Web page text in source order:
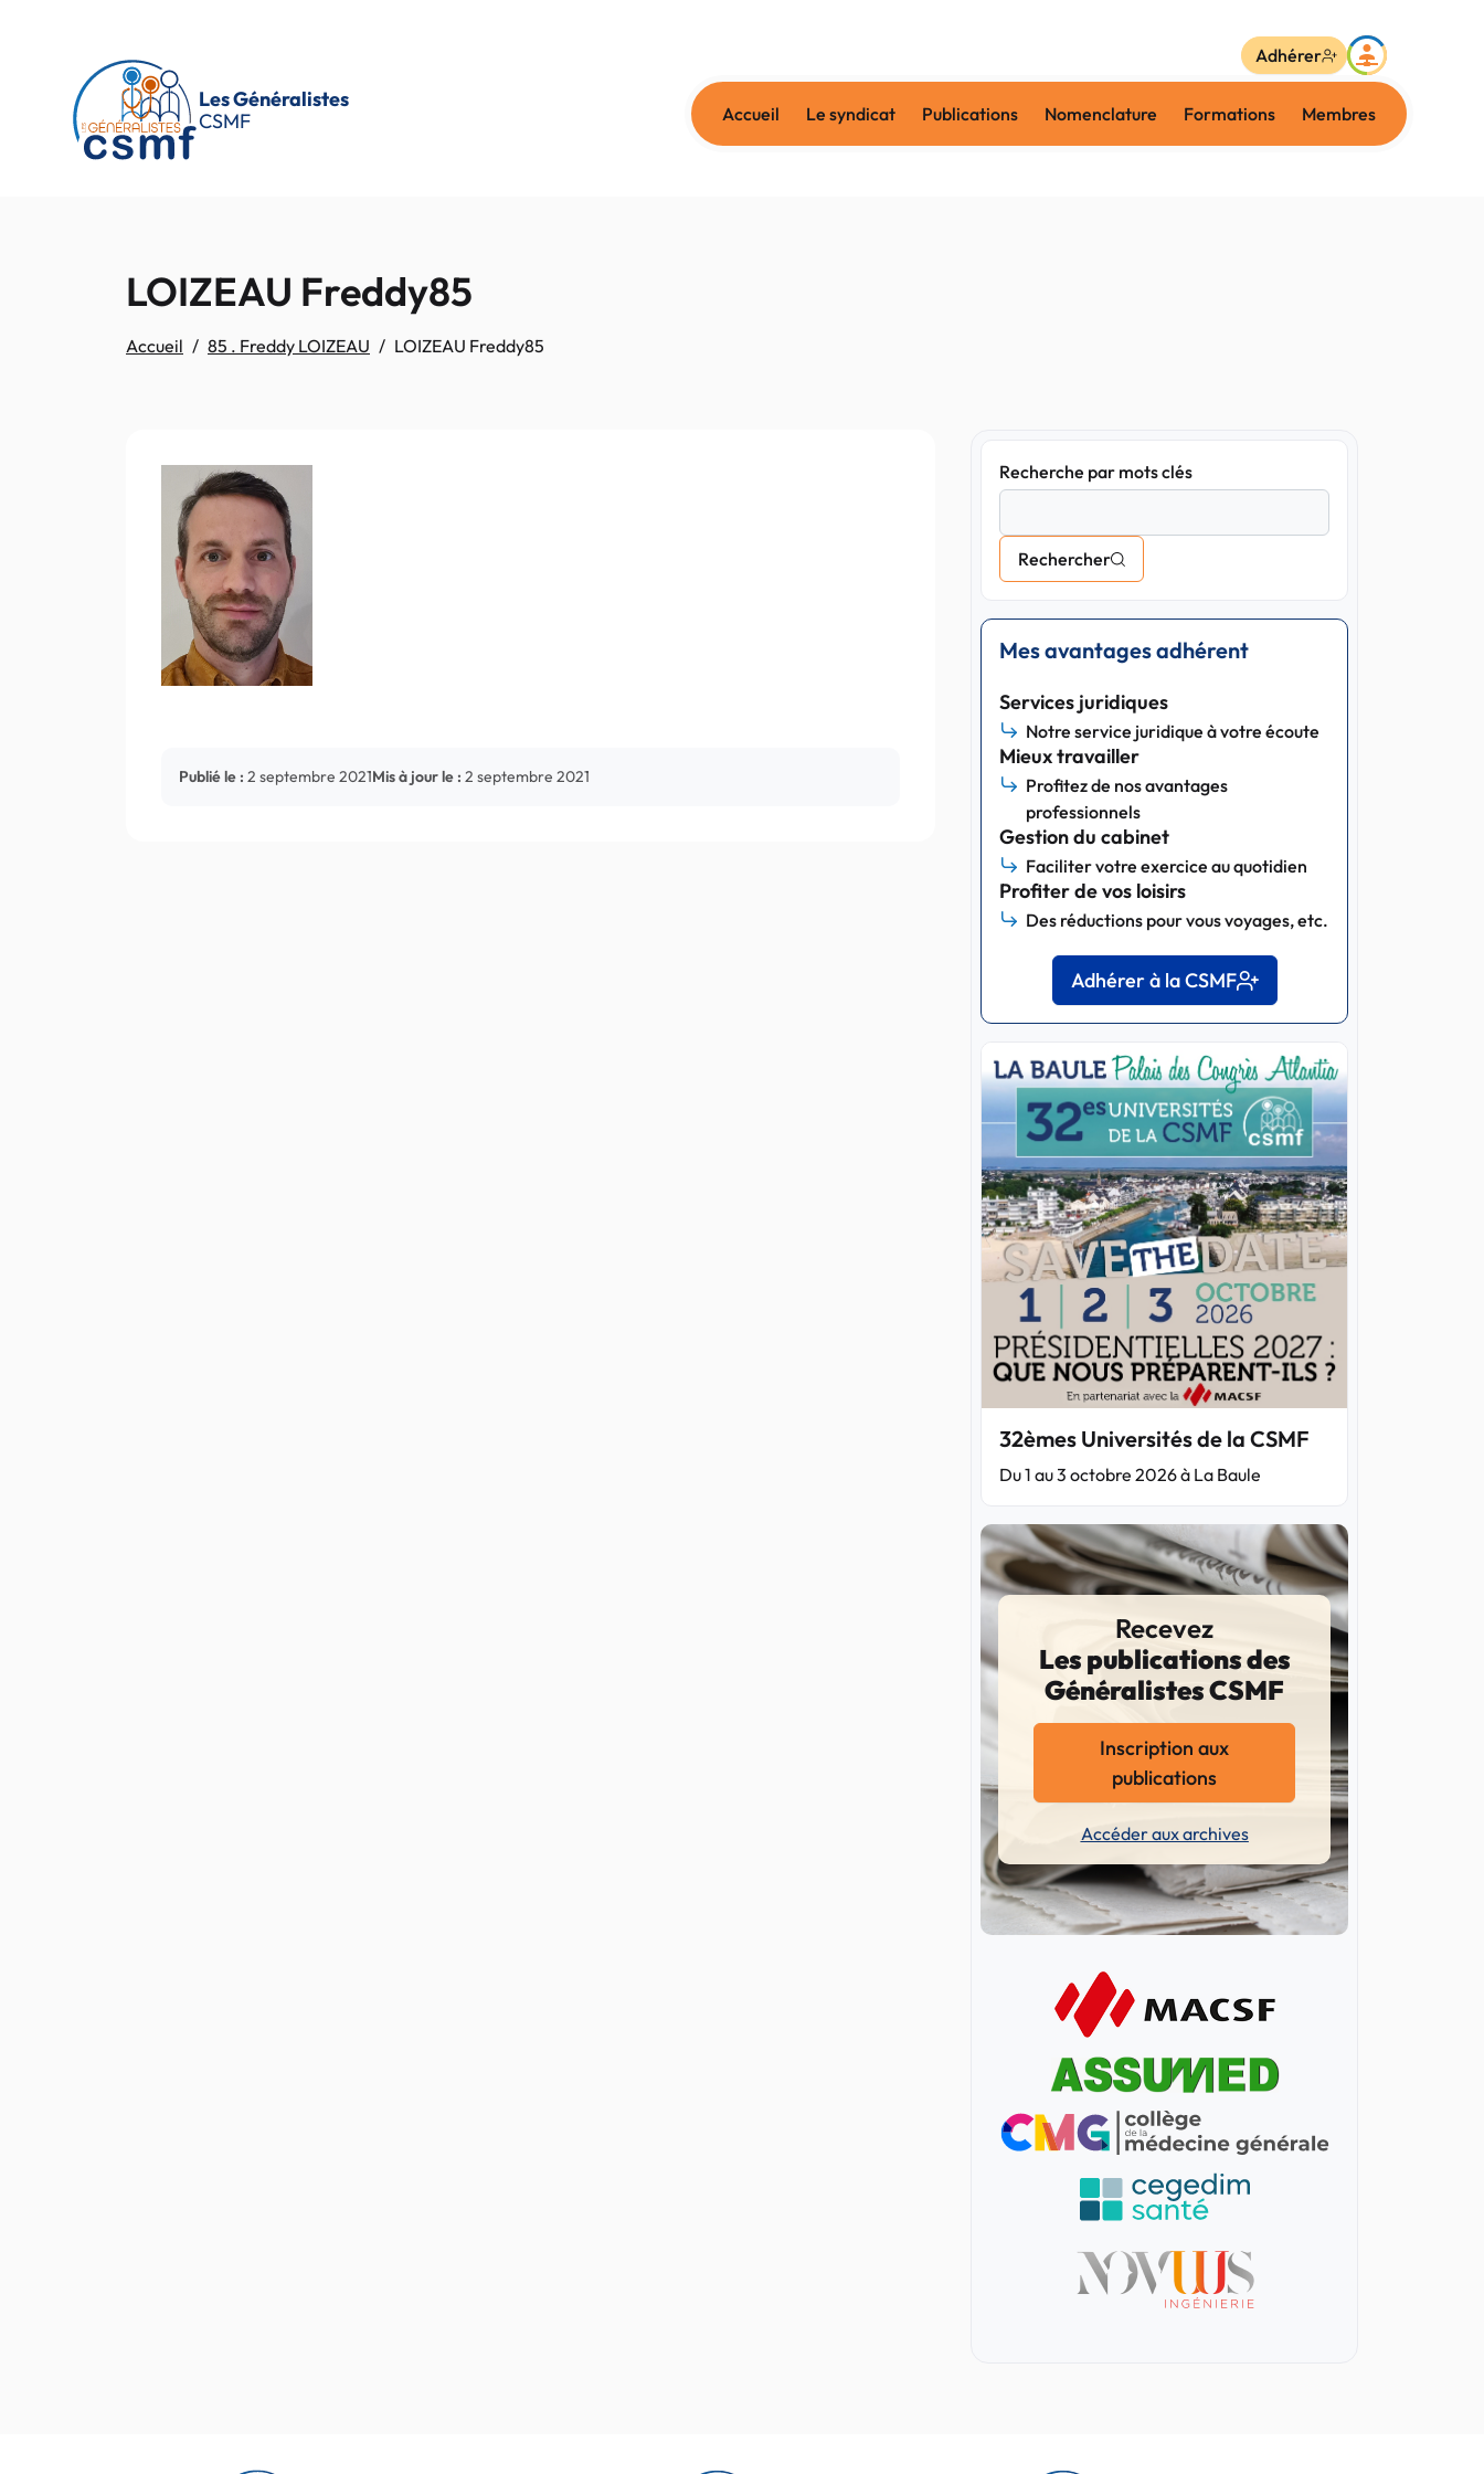
Les Généralistes
CSMF
Accueil Le syndicat Publications Nomenclature Formations Membres
Adhérer
LOIZEAU Freddy85
Accueil 85 . Freddy LOIZEAU LOIZEAU Freddy85
Publié le : 2 septembre 2021Mis à jour le : 2 septembre 2021
Recherche par mots clés
Rechercher
Mes avantages adhérent
Services juridiques
Notre service juridique à votre écoute
Mieux travailler
Profitez de nos avantages
professionnels
Gestion du cabinet
Faciliter votre exercice au quotidien
Profiter de vos loisirs
Des réductions pour vous voyages, etc.
Adhérer à la CSMF
32èmes Universités de la CSMF
Du 1 au 3 octobre 2026 à La Baule
Recevez
Les publications des
Généralistes CSMF
Inscription aux
publications
Accéder aux archives